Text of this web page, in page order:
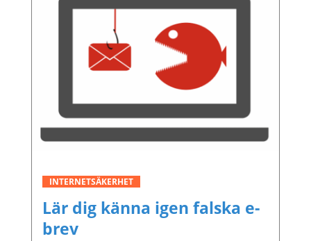
INTERNETSÄKERHET
Lär dig känna igen falska e-
brev